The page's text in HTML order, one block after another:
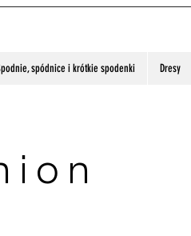
spódnice i krótkie spodenki Dresy